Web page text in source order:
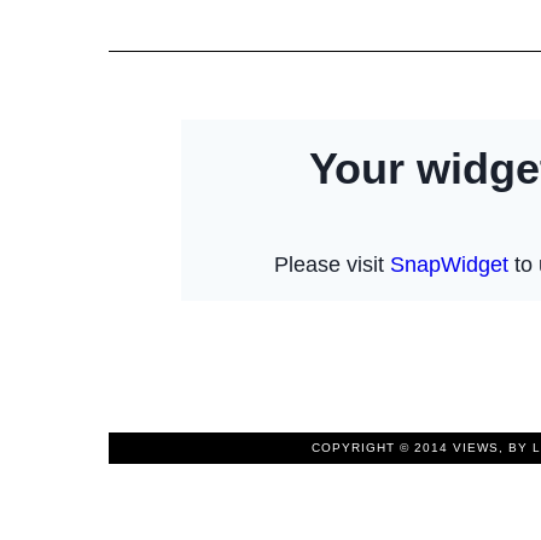
COPYRIGHT © 2014 VIEWS, BY